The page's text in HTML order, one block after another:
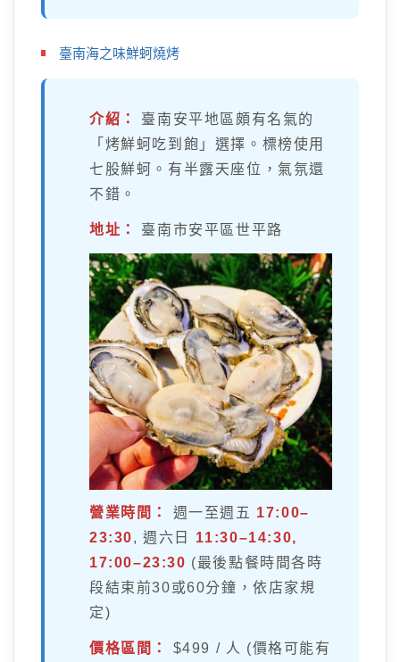
臺南海之味鮮蚵燒烤
介紹：
臺南安平地區頗有名氣的
「烤鮮蚵吃到飽」選擇。標榜使用
七股鮮蚵。有半露天座位，氣氛還
不錯。
地址： 臺南市安平區世平路
營業時間： 週一至週五 17:00–
23:30, 週六日 11:30–14:30,
17:00–23:30 (最後點餐時間各時
段結束前30或60分鐘，依店家規
定)
價格區間：
$499 / 人 (價格可能有